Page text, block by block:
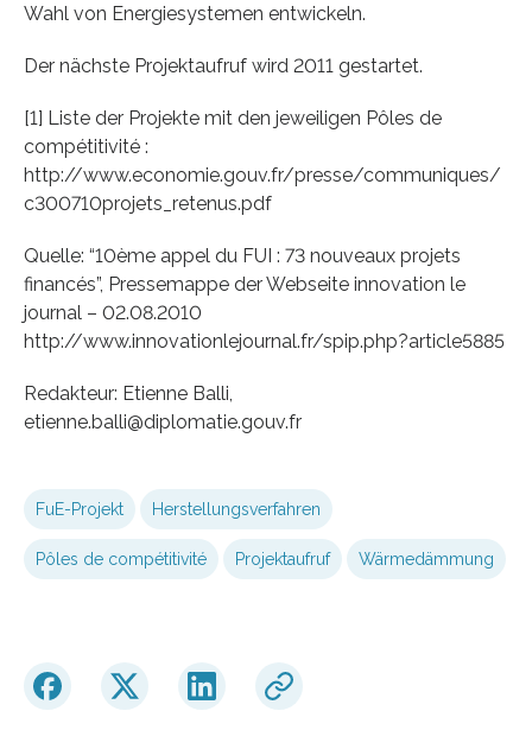
Wahl von Energiesystemen entwickeln.
Der nächste Projektaufruf wird 2011 gestartet.
[1] Liste der Projekte mit den jeweiligen Pôles de
compétitivité :
http://www.economie.gouv.fr/presse/communiques/
c300710projets_retenus.pdf
Quelle: “10ème appel du FUI : 73 nouveaux projets
financés”, Pressemappe der Webseite innovation le
journal – 02.08.2010
http://www.innovationlejournal.fr/spip.php?article5885
Redakteur: Etienne Balli,
etienne.balli@diplomatie.gouv.fr
FuE-Projekt Herstellungsverfahren
Pôles de compétitivité Projektaufruf Wärmedämmung